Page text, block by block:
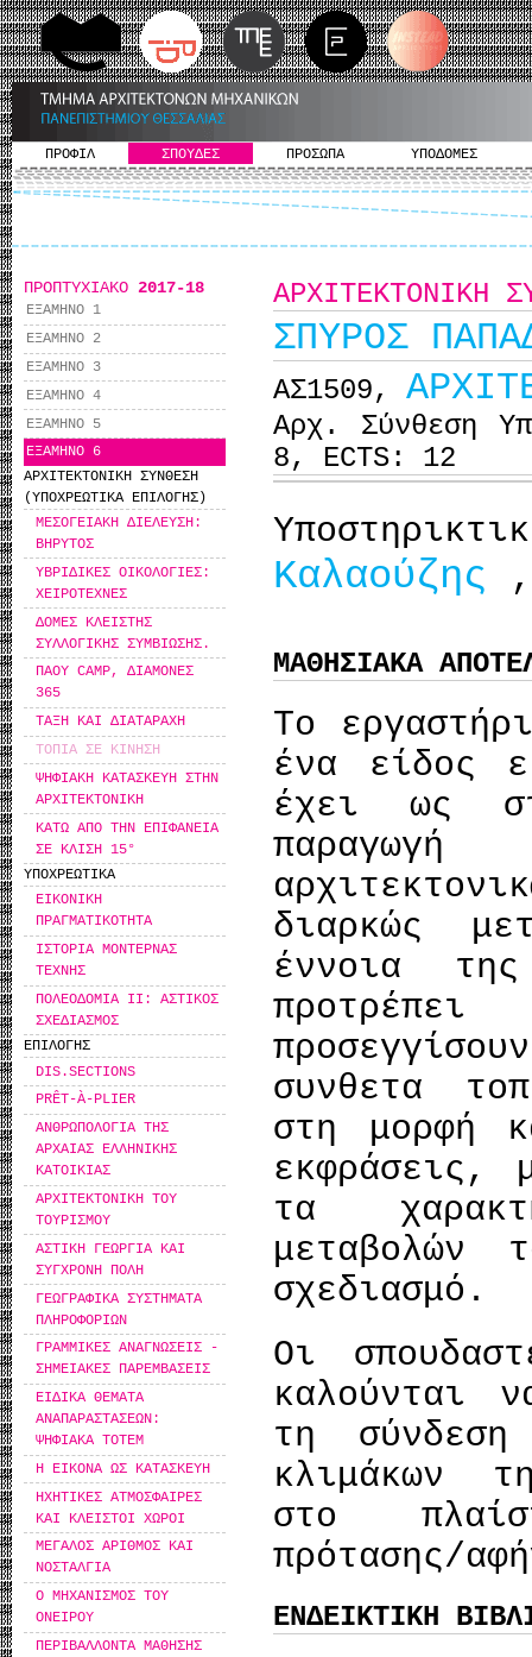
ΠΡΟΦΙΛ ΣΠΟΥΔΕΣ ΠΡΟΣΩΠΑ ΥΠΟΔΟΜΕΣ
ΠΡΟΠΤΥΧΙΑΚΟ 2017-18
ΕΞΑΜΗΝΟ 1
ΕΞΑΜΗΝΟ 2
ΕΞΑΜΗΝΟ 3
ΕΞΑΜΗΝΟ 4
ΕΞΑΜΗΝΟ 5
ΕΞΑΜΗΝΟ 6
ΑΡΧΙΤΕΚΤΟΝΙΚΗ ΣΥΝΘΕΣΗ
(ΥΠΟΧΡΕΩΤΙΚΑ ΕΠΙΛΟΓΗΣ)
ΜΕΣΟΓΕΙΑΚΗ ΔΙΕΛΕΥΣΗ:
ΒΗΡΥΤΟΣ
ΥΒΡΙΔΙΚΕΣ ΟΙΚΟΛΟΓΙΕΣ:
ΧΕΙΡΟΤΕΧΝΕΣ
ΔΟΜΕΣ ΚΛΕΙΣΤΗΣ
ΣΥΛΛΟΓΙΚΗΣ ΣΥΜΒΙΩΣΗΣ.
ΠΑΟΥ CAMP, ΔΙΑΜΟΝΕΣ
365
ΤΑΞΗ ΚΑΙ ΔΙΑΤΑΡΑΧΗ
ΤΟΠΙΑ ΣΕ ΚΙΝΗΣΗ
ΨΗΦΙΑΚΗ ΚΑΤΑΣΚΕΥΗ ΣΤΗΝ
ΑΡΧΙΤΕΚΤΟΝΙΚΗ
ΚΑΤΩ ΑΠΟ ΤΗΝ ΕΠΙΦΑΝΕΙΑ
ΣΕ ΚΛΙΣΗ 15°
ΥΠΟΧΡΕΩΤΙΚΑ
ΕΙΚΟΝΙΚΗ
ΠΡΑΓΜΑΤΙΚΟΤΗΤΑ
ΙΣΤΟΡΙΑ ΜΟΝΤΕΡΝΑΣ
ΤΕΧΝΗΣ
ΠΟΛΕΟΔΟΜΙΑ ΙΙ: ΑΣΤΙΚΟΣ
ΣΧΕΔΙΑΣΜΟΣ
ΕΠΙΛΟΓΗΣ
DIS.SECTIONS
PRÊT-À-PLIER
ΑΝΘΡΩΠΟΛΟΓΙΑ ΤΗΣ
ΑΡΧΑΙΑΣ ΕΛΛΗΝΙΚΗΣ
ΚΑΤΟΙΚΙΑΣ
ΑΡΧΙΤΕΚΤΟΝΙΚΗ ΤΟΥ
ΤΟΥΡΙΣΜΟΥ
ΑΣΤΙΚΗ ΓΕΩΡΓΙΑ ΚΑΙ
ΣΥΓΧΡΟΝΗ ΠΟΛΗ
ΓΕΩΓΡΑΦΙΚΑ ΣΥΣΤΗΜΑΤΑ
ΠΛΗΡΟΦΟΡΙΩΝ
ΓΡΑΜΜΙΚΕΣ ΑΝΑΓΝΩΣΕΙΣ -
ΣΗΜΕΙΑΚΕΣ ΠΑΡΕΜΒΑΣΕΙΣ
ΕΙΔΙΚΑ ΘΕΜΑΤΑ
ΑΝΑΠΑΡΑΣΤΑΣΕΩΝ:
ΨΗΦΙΑΚΑ ΤΟΤΕΜ
Η ΕΙΚΟΝΑ ΩΣ ΚΑΤΑΣΚΕΥΗ
ΗΧΗΤΙΚΕΣ ΑΤΜΟΣΦΑΙΡΕΣ
ΚΑΙ ΚΛΕΙΣΤΟΙ ΧΩΡΟΙ
ΜΕΓΑΛΟΣ ΑΡΙΘΜΟΣ ΚΑΙ
ΝΟΣΤΑΛΓΙΑ
Ο ΜΗΧΑΝΙΣΜΟΣ ΤΟΥ
ΟΝΕΙΡΟΥ
ΠΕΡΙΒΑΛΛΟΝΤΑ ΜΑΘΗΣΗΣ
ΑΡΧΙΤΕΚΤΟΝΙΚΗ
ΣΠΥΡΟΣ
ΑΣ1509,
Αρχ. Σύνθεση
8, ECTS: 12
Καλαούζης
ΜΑΘΗΣΙΑΚΑ
Το
ένα είδος
έχει ως
διαρκώς
έννοια
συνθετα
στη μορφή
εκφράσεις,
τα
μεταβολών
σχεδιασμό.
Οι
καλούνται
τη σύνδεση
κλιμάκων
στο
πρότασης/
ΕΝΔΕΙΚΤΙΚΗ